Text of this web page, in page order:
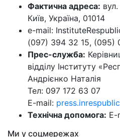
Фактична адреса:
Київ, Україна, 01014
e-mail:
(097) 394 32 15, (095)
Прес-служба:
відділу Інституту
Андрієнко Наталія
Тел: 097 172 63 07
E-mail:
Технічна допомога: E-
Ми у соцмережах